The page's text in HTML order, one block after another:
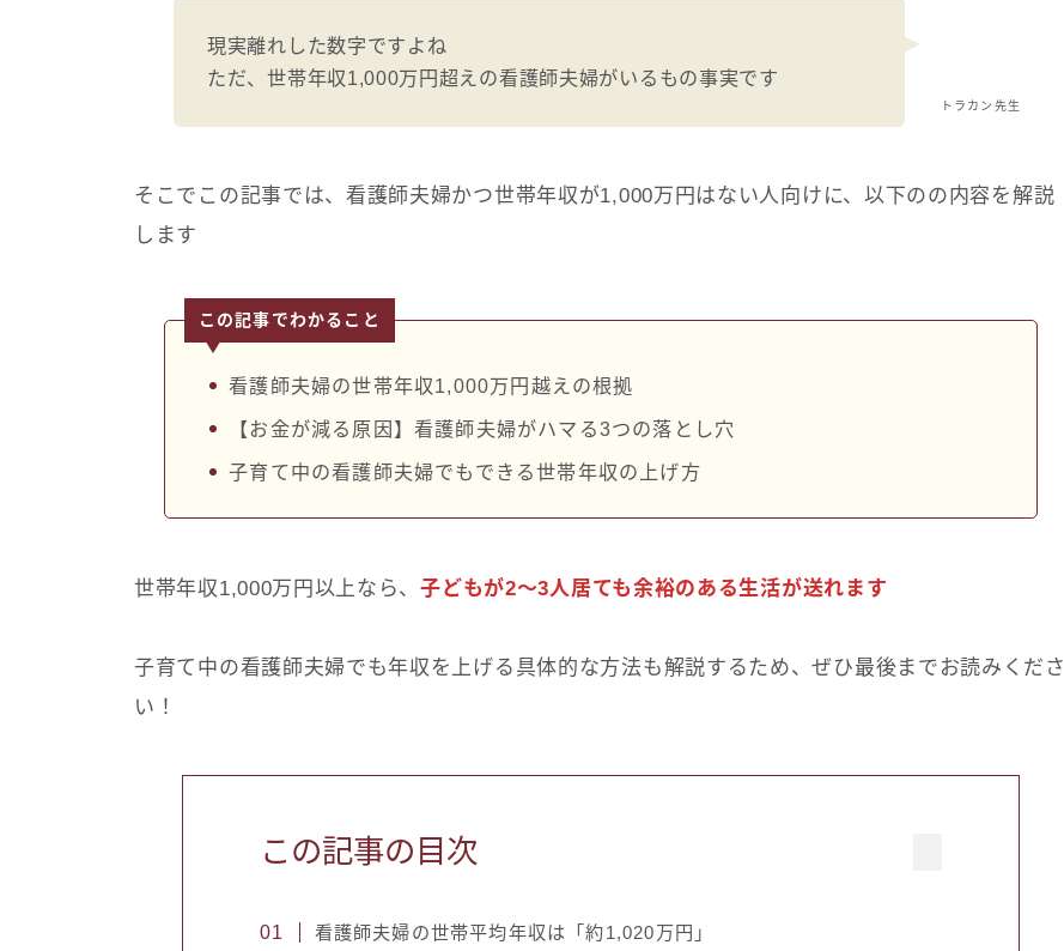
トラカン先生
現実離れした数字ですよね
ただ、世帯年収1,000万円超えの看護師夫婦がいるもの事実です
そこでこの記事では、看護師夫婦かつ世帯年収が1,000万円はない人向けに、以下のの内容を解説
します
この記事でわかること
看護師夫婦の世帯年収1,000万円越えの根拠
【お金が減る原因】看護師夫婦がハマる3つの落とし穴
子育て中の看護師夫婦でもできる世帯年収の上げ方
世帯年収1,000万円以上なら、子どもが2〜3人居ても余裕のある生活が送れます
子育て中の看護師夫婦でも年収を上げる具体的な方法も解説するため、ぜひ最後までお読みくださ
い！
この記事の目次
看護師夫婦の世帯平均年収は「約1,020万円」